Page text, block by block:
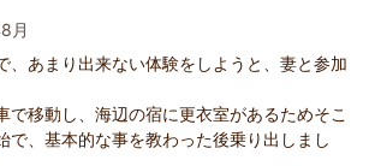
月
、あまり出来ない体験をしようと、妻と参加
で移動し、海辺の宿に更衣室があるためそこ
で、基本的な事を教わった後乗り出しまし